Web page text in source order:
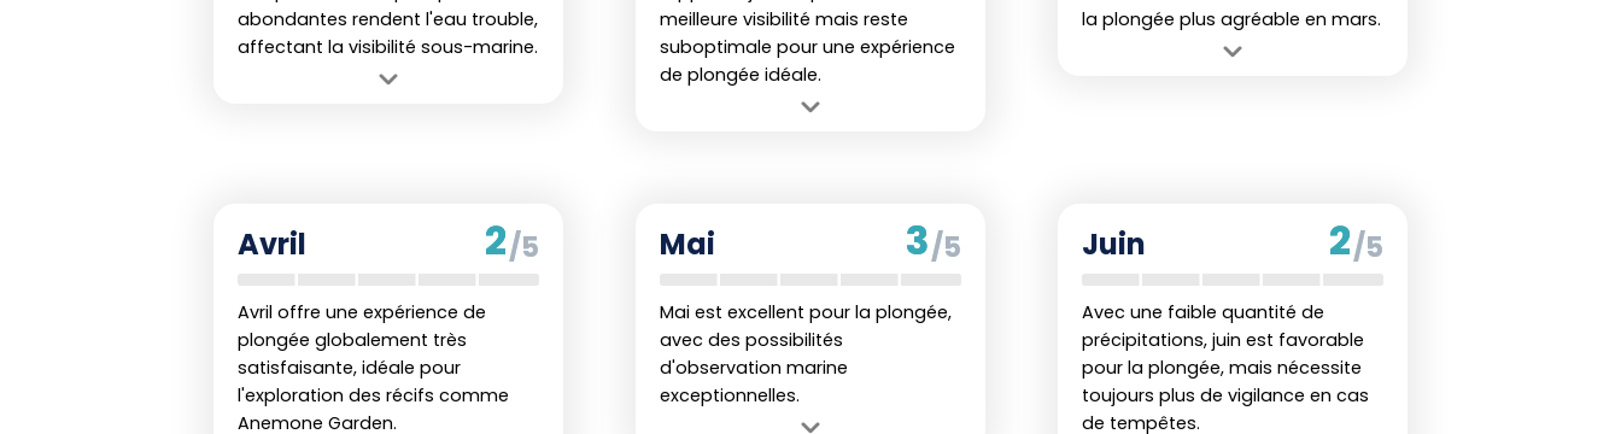
abondantes rendent l'eau trouble,
affectant la visibilité sous-marine.
meilleure visibilité mais reste
suboptimale pour une expérience
de plongée idéale.
précipitations relativement élevées
la plongée plus agréable en mars.
Avril 2/5
Avril offre une expérience de
plongée globalement très
satisfaisante, idéale pour
l'exploration des récifs comme
Anemone Garden.
Mai 3/5
Mai est excellent pour la plongée,
avec des possibilités
d'observation marine
exceptionnelles.
Juin 2/5
Avec une faible quantité de
précipitations, juin est favorable
pour la plongée, mais nécessite
toujours plus de vigilance en cas
de tempêtes.